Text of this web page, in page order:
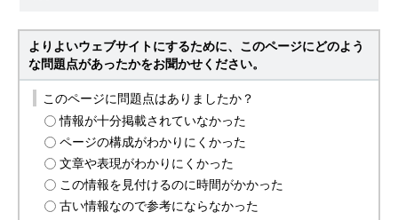
よりよいウェブサイトにするために、このページにどのよう
な問題点があったかをお聞かせください。
このページに問題点はありましたか？
情報が十分掲載されていなかった
ページの構成がわかりにくかった
文章や表現がわかりにくかった
この情報を見付けるのに時間がかかった
古い情報なので参考にならなかった